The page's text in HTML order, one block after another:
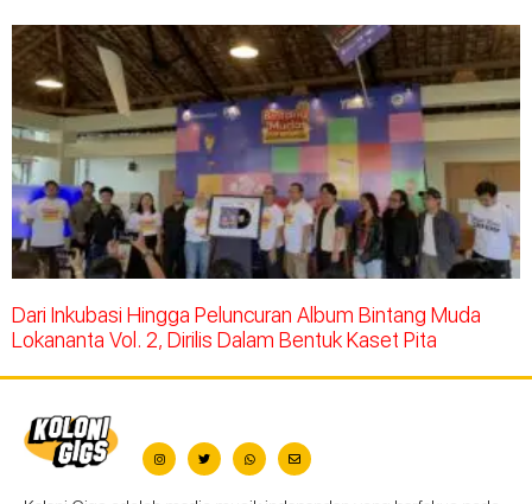
Dari Inkubasi Hingga Peluncuran Album Bintang Muda
Lokananta Vol. 2, Dirilis Dalam Bentuk Kaset Pita